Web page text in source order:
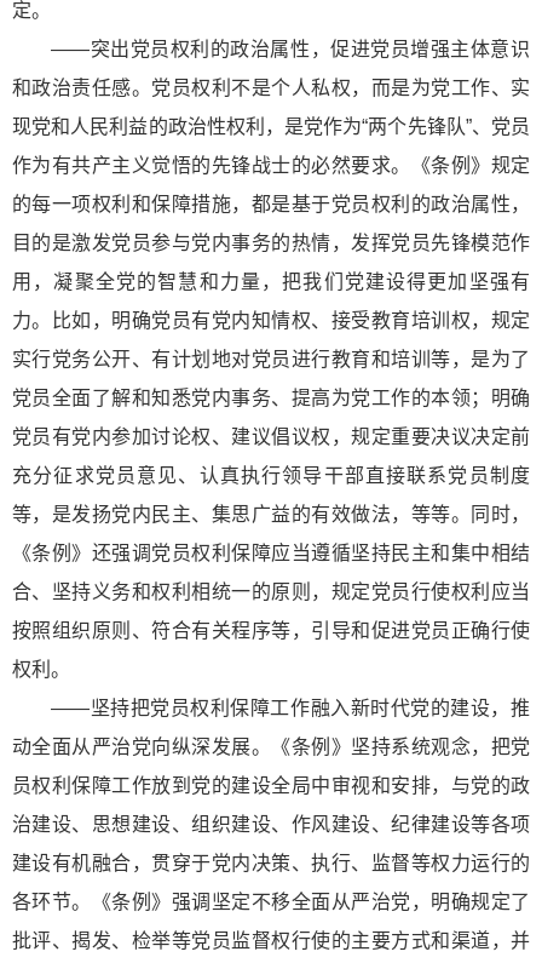
定。
——突出党员权利的政治属性，促进党员增强主体意识
和政治责任感。党员权利不是个人私权，而是为党工作、实
现党和人民利益的政治性权利，是党作为“两个先锋队”、党员
作为有共产主义觉悟的先锋战士的必然要求。《条例》规定
的每一项权利和保障措施，都是基于党员权利的政治属性，
目的是激发党员参与党内事务的热情，发挥党员先锋模范作
用，凝聚全党的智慧和力量，把我们党建设得更加坚强有
力。比如，明确党员有党内知情权、接受教育培训权，规定
实行党务公开、有计划地对党员进行教育和培训等，是为了
党员全面了解和知悉党内事务、提高为党工作的本领；明确
党员有党内参加讨论权、建议倡议权，规定重要决议决定前
充分征求党员意见、认真执行领导干部直接联系党员制度
等，是发扬党内民主、集思广益的有效做法，等等。同时，
《条例》还强调党员权利保障应当遵循坚持民主和集中相结
合、坚持义务和权利相统一的原则，规定党员行使权利应当
按照组织原则、符合有关程序等，引导和促进党员正确行使
权利。
——坚持把党员权利保障工作融入新时代党的建设，推
动全面从严治党向纵深发展。《条例》坚持系统观念，把党
员权利保障工作放到党的建设全局中审视和安排，与党的政
治建设、思想建设、组织建设、作风建设、纪律建设等各项
建设有机融合，贯穿于党内决策、执行、监督等权力运行的
各环节。《条例》强调坚定不移全面从严治党，明确规定了
批评、揭发、检举等党员监督权行使的主要方式和渠道，并